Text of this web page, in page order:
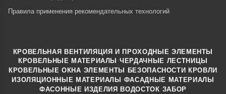
Правила применения рекомендательных технологий
КРОВЕЛЬНАЯ ВЕНТИЛЯЦИЯ И ПРОХОДНЫЕ ЭЛЕМЕНТЫ
КРОВЕЛЬНЫЕ МАТЕРИАЛЫ ·ЧЕРДАЧНЫЕ ЛЕСТНИЦЫ
КРОВЕЛЬНЫЕ ОКНА ·ЭЛЕМЕНТЫ БЕЗОПАСНОСТИ КРОВЛИ
ИЗОЛЯЦИОННЫЕ МАТЕРИАЛЫ ·ФАСАДНЫЕ МАТЕРИАЛЫ
ФАСОННЫЕ ИЗДЕЛИЯ ·ВОДОСТОК ·ЗАБОР